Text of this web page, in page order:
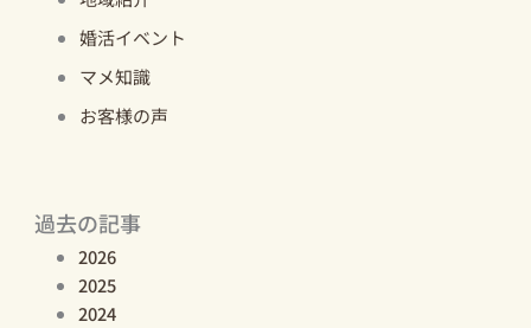
婚活イベント
マメ知識
お客様の声
過去の記事
2026
2025
2024